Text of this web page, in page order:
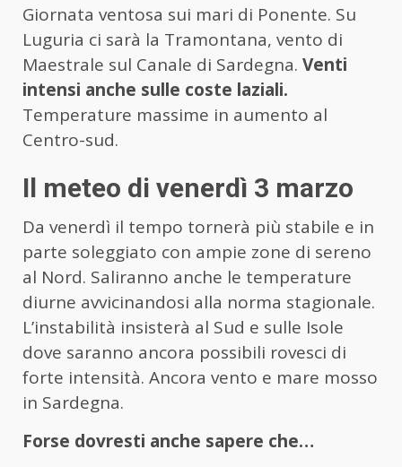
Giornata ventosa sui mari di Ponente. Su
Luguria ci sarà la Tramontana, vento di
Maestrale sul Canale di Sardegna. Venti
intensi anche sulle coste laziali.
Temperature massime in aumento al
Centro-sud.
Il meteo di venerdì 3 marzo
Da venerdì il tempo tornerà più stabile e in
parte soleggiato con ampie zone di sereno
al Nord. Saliranno anche le temperature
diurne avvicinandosi alla norma stagionale.
L’instabilità insisterà al Sud e sulle Isole
dove saranno ancora possibili rovesci di
forte intensità. Ancora vento e mare mosso
in Sardegna.
Forse dovresti anche sapere che…